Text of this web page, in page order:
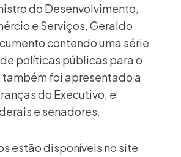
do Desenvolvimento,
e Serviços, Geraldo
contendo uma série
políticas públicas para o
foi apresentado a
do Executivo, e
e senadores.
estão disponíveis no site